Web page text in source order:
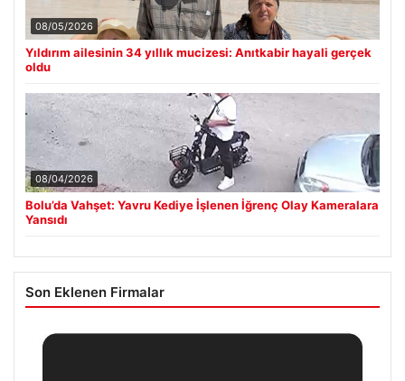
08/05/2026
Yıldırım ailesinin 34 yıllık mucizesi: Anıtkabir hayali gerçek
oldu
08/04/2026
Bolu’da Vahşet: Yavru Kediye İşlenen İğrenç Olay Kameralara
Yansıdı
Son Eklenen Firmalar